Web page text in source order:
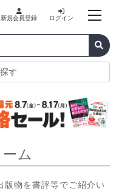
新規会員登録 ログイン
す
ム
版物を書評等でご紹介い